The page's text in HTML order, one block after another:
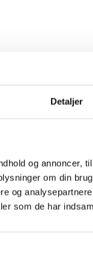
Detaljer
og annoncer,
om din
og
som de har